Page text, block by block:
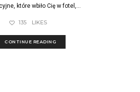
które wbiło Cię w fotel,...
135 LIKES
CONTINUE READING